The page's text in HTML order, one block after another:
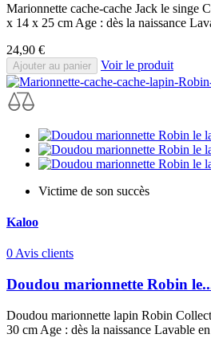
Marionnette cache-cache Jack le singe
x 14 x 25 cm Age : dès la naissance
24,90 €Prix
Ajouter au panier Voir le produit
Victime de son succès
Kaloo
0 Avis clients
Doudou marionnette Robin
Doudou marionnette lapin Robin
30 cm Age : dès la naissance Lavable